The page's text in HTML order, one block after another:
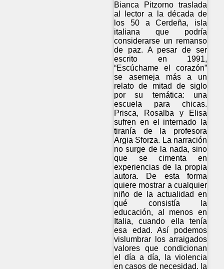
Bianca Pitzorno traslada
al lector a la década de
los 50 a Cerdeña, isla
italiana que podría
considerarse un remanso
de paz. A pesar de ser
escrito en 1991,
“Escúchame el corazón”
se asemeja más a un
relato de mitad de siglo
por su temática: una
escuela para chicas.
Prisca, Rosalba y Elisa
sufren en el internado la
tiranía de la profesora
Argia Sforza. La narración
no surge de la nada, sino
que se cimenta en
experiencias de la propia
autora. De esta forma
quiere mostrar a cualquier
niño de la actualidad en
qué consistía la
educación, al menos en
Italia, cuando ella tenía
esa edad. Así podemos
vislumbrar los arraigados
valores que condicionan
el día a día, la violencia
en casos de necesidad, la